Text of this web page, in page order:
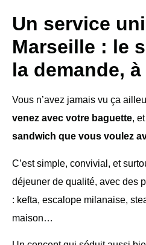
Un service
Marseille : le
la demande,
Vous n’avez jamais vu ça
venez avec votre baguette, et
sandwich que vous voulez
C’est simple, convivial, et
déjeuner de qualité, avec des
: kefta, escalope milanaise,
maison…